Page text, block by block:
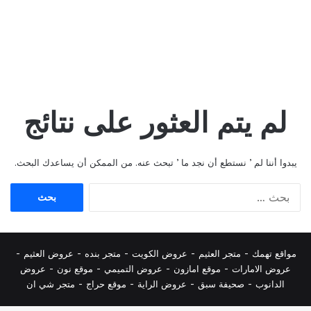
لم يتم العثور على نتائج
يبدوا أننا لم ’ نستطع أن نجد ما ’ تبحث عنه. من الممكن أن يساعدك البحث.
مواقع تهمك - متجر العثيم - عروض الكويت - متجر بنده - عروض العثيم -
عروض الامارات - موقع امازون - عروض التميمي - موقع نون - عروض
الدانوب - صحيفة سبق - عروض الراية - موقع حراج - متجر شي ان